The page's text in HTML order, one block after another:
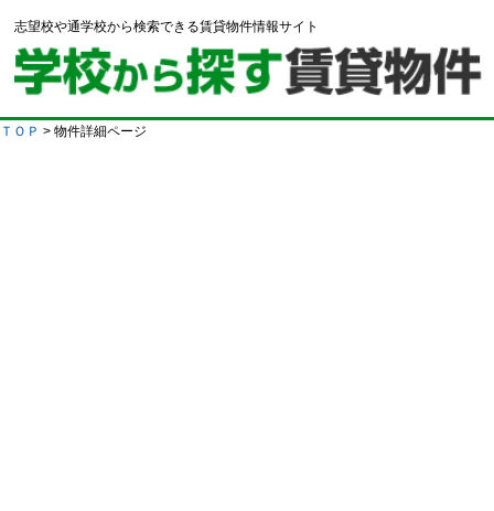
志望校や通学校から検索できる賃貸物件情報サイト
ＴＯＰ > 物件詳細ページ